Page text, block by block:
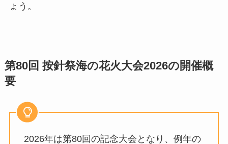
ょう。
第80回 按針祭海の花火大会2026の開催概
要
2026年は第80回の記念大会となり、例年の